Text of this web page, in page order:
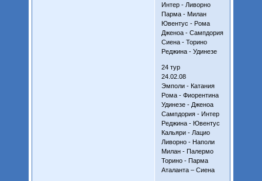
Интер - Ливорно
Парма - Милан
Ювентус - Рома
Дженоа - Сампдория
Сиена - Торино
Реджина - Удинезе
24 тур
24.02.08
Эмполи - Катания
Рома - Фиорентина
Удинезе - Дженоа
Сампдория - Интер
Реджина - Ювентус
Кальяри - Лацио
Ливорно - Наполи
Милан - Палермо
Торино - Парма
Аталанта – Сиена